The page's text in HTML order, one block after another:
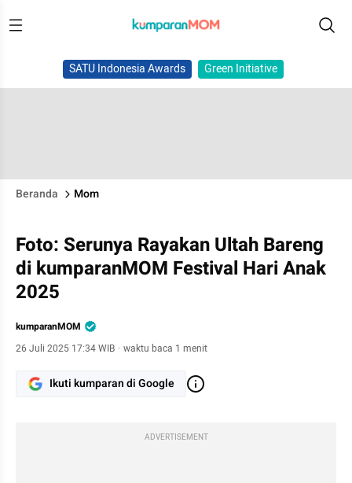
SATU Indonesia Awards Green Initiative
Beranda Mom
Foto: Serunya Rayakan Ultah Bareng
di kumparanMOM Festival Hari Anak
2025
kumparanMOM
26 Juli 2025 17:34 WIB · waktu baca 1 menit
Ikuti kumparan di Google
ADVERTISEMENT